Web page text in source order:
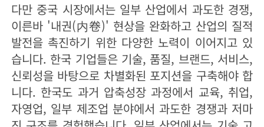
다만 중국 시장에서는 일부 산업에서 과도한 경쟁,
이른바 '내권(内卷)' 현상을 완화하고 산업의 질적
발전을 촉진하기 위한 다양한 노력이 이어지고 있
습니다. 한국 기업들은 기술, 품질, 브랜드, 서비스,
신뢰성을 바탕으로 차별화된 포지션을 구축해야 합
니다. 한국도 과거 압축성장 과정에서 교육, 취업,
자영업, 일부 제조업 분야에서 과도한 경쟁과 저마